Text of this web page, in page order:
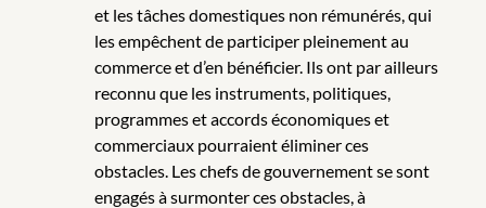
et les tâches domestiques non rémunérés, qui
les empêchent de participer pleinement au
commerce et d’en bénéficier. Ils ont par ailleurs
reconnu que les instruments, politiques,
programmes et accords économiques et
commerciaux pourraient éliminer ces
obstacles. Les chefs de gouvernement se sont
engagés à surmonter ces obstacles, à